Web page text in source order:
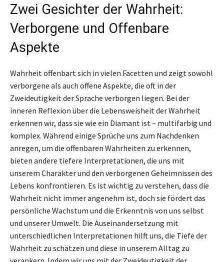
Zwei Gesichter der Wahrheit:
Verborgene und Offenbare
Aspekte
Wahrheit offenbart sich in vielen Facetten und zeigt sowohl
verborgene als auch offene Aspekte, die oft in der
Zweideutigkeit der Sprache verborgen liegen. Bei der
inneren Reflexion über die Lebensweisheit der Wahrheit
erkennen wir, dass sie wie ein Diamant ist – multifarbig und
komplex. Während einige Sprüche uns zum Nachdenken
anregen, um die offenbaren Wahrheiten zu erkennen,
bieten andere tiefere Interpretationen, die uns mit
unserem Charakter und den verborgenen Geheimnissen des
Lebens konfrontieren. Es ist wichtig zu verstehen, dass die
Wahrheit nicht immer angenehm ist, doch sie fördert das
persönliche Wachstum und die Erkenntnis von uns selbst
und unserer Umwelt. Die Auseinandersetzung mit
unterschiedlichen Interpretationen hilft uns, die Tiefe der
Wahrheit zu schätzen und diese in unserem Alltag zu